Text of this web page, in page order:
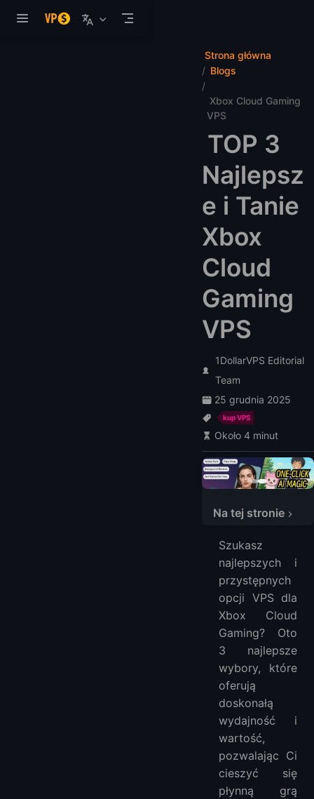
Strona główna
Blogs
Xbox Cloud Gaming
VPS
TOP 3
Najlepsz
e i Tanie
Xbox
Cloud
Gaming
VPS
1DollarVPS Editorial
Team
25 grudnia 2025
kup VPS
Około 4 minut
Na tej stronie
1. LightNode
Cennik i Plany LightNode
3. PQ.Hosting
3. DigitalOcean
Ile kosztuje uruchomienie Xbox Cloud Gaming VPS?
Więcej VPS
Szukasz
najlepszych i
przystępnych
opcji VPS dla
Xbox Cloud
Gaming? Oto
3 najlepsze
wybory, które
oferują
doskonałą
wydajność i
wartość,
pozwalając Ci
cieszyć się
płynną grą